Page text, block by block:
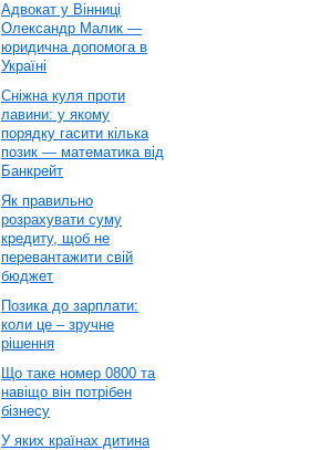
Адвокат у Вінниці
Олександр Малик —
юридична допомога в
Україні
Сніжна куля проти
лавини: у якому
порядку гасити кілька
позик — математика від
Банкрейт
Як правильно
розрахувати суму
кредиту, щоб не
перевантажити свій
бюджет
Позика до зарплати:
коли це – зручне
рішення
Що таке номер 0800 та
навіщо він потрібен
бізнесу
У яких країнах дитина